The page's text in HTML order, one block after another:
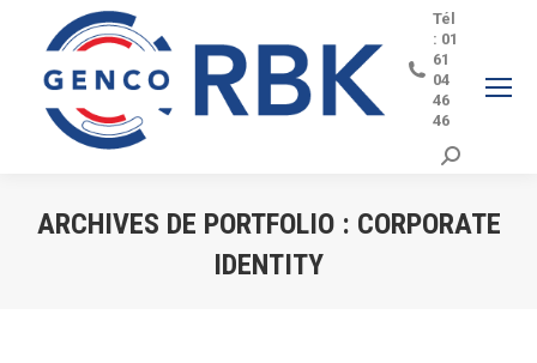
Tél
: 01
61
04
46
46
Search:
ARCHIVES DE PORTFOLIO : CORPORATE
IDENTITY